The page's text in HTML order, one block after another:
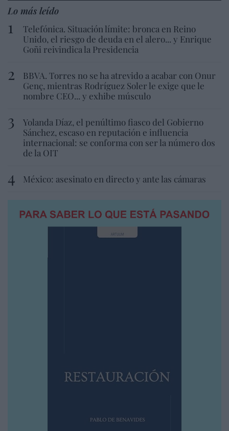
Lo más leído
Telefónica. Situación límite: bronca en Reino
Unido, el riesgo de deuda en el alero... y Enrique
Goñi reivindica la Presidencia
BBVA. Torres no se ha atrevido a acabar con Onur
Genç, mientras Rodríguez Soler le exige que le
nombre CEO... y exhibe músculo
Yolanda Díaz, el penúltimo fiasco del Gobierno
Sánchez, escaso en reputación e influencia
internacional: se conforma con ser la número dos
de la OIT
México: asesinato en directo y ante las cámaras